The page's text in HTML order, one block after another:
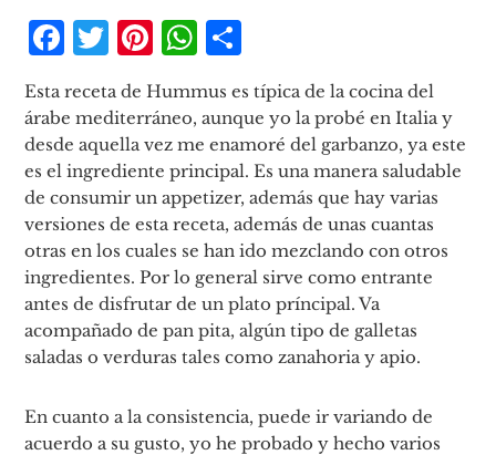
Facebook
Twitter
Pinterest
WhatsApp
Esta receta de Hummus es típica de la cocina del
árabe mediterráneo, aunque yo la probé en Italia y
desde aquella vez me enamoré del garbanzo, ya este
es el ingrediente principal. Es una manera saludable
de consumir un appetizer, además que hay varias
versiones de esta receta, además de unas cuantas
otras en los cuales se han ido mezclando con otros
ingredientes. Por lo general sirve como entrante
antes de disfrutar de un plato príncipal. Va
acompañado de pan pita, algún tipo de galletas
saladas o verduras tales como zanahoria y apio.
En cuanto a la consistencia, puede ir variando de
acuerdo a su gusto, yo he probado y hecho varios